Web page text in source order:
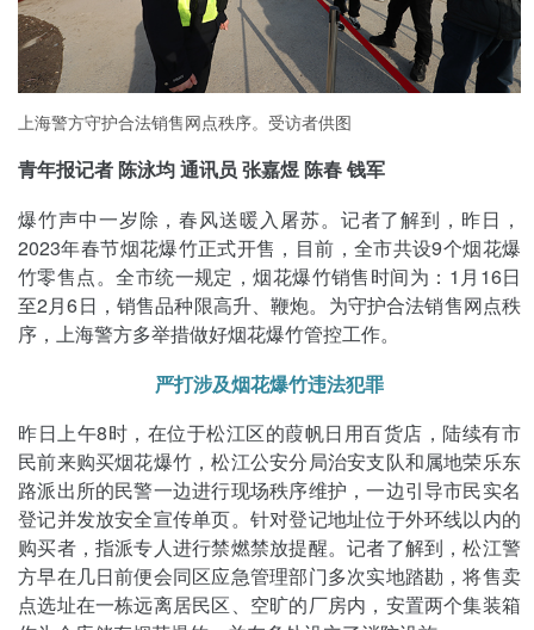
上海警方守护合法销售网点秩序。受访者供图
青年报记者 陈泳均 通讯员 张嘉煜 陈春 钱军
爆竹声中一岁除，春风送暖入屠苏。记者了解到，昨日，
2023年春节烟花爆竹正式开售，目前，全市共设9个烟花爆
竹零售点。全市统一规定，烟花爆竹销售时间为：1月16日
至2月6日，销售品种限高升、鞭炮。为守护合法销售网点秩
序，上海警方多举措做好烟花爆竹管控工作。
严打涉及烟花爆竹违法犯罪
昨日上午8时，在位于松江区的葭帆日用百货店，陆续有市
民前来购买烟花爆竹，松江公安分局治安支队和属地荣乐东
路派出所的民警一边进行现场秩序维护，一边引导市民实名
登记并发放安全宣传单页。针对登记地址位于外环线以内的
购买者，指派专人进行禁燃禁放提醒。记者了解到，松江警
方早在几日前便会同区应急管理部门多次实地踏勘，将售卖
点选址在一栋远离居民区、空旷的厂房内，安置两个集装箱